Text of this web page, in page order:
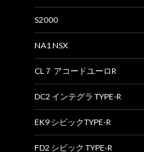
S2000
NA1 NSX
CL７ アコードユーロR
DC2 インテグラ TYPE-R
EK9 シビックTYPE-R
FD2 シビック TYPE-R